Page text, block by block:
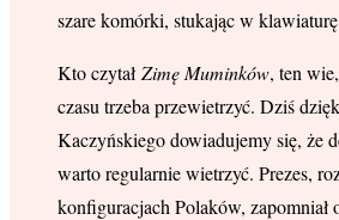
szare komórki, stukając w
Kto czytał Zimę Muminków, ten
czasu trzeba przewietrzyć. Dziś
Kaczyńskiego dowiadujemy się, że
warto regularnie wietrzyć. Prezes,
konfiguracjach Polaków, zapomniał